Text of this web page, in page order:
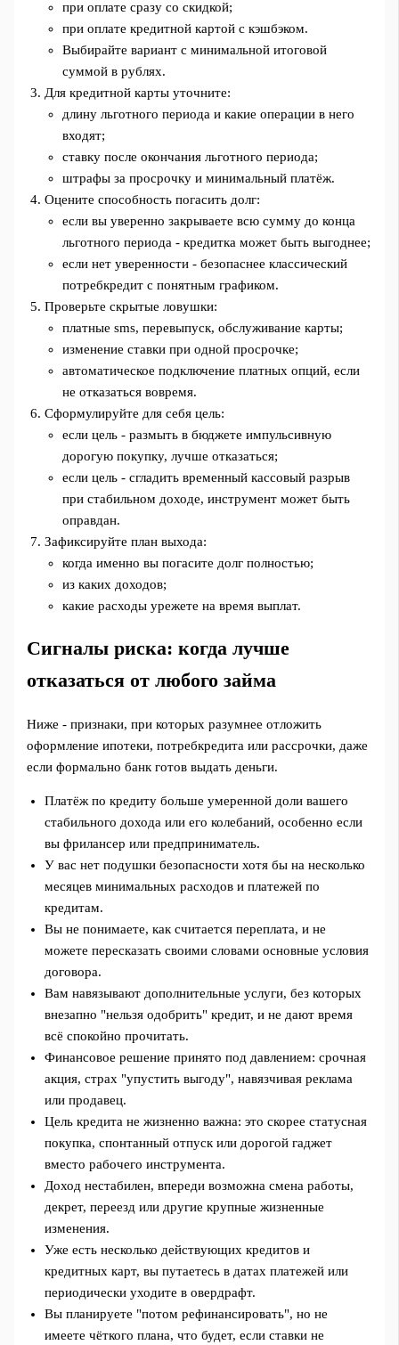
при оплате сразу со скидкой;
при оплате кредитной картой с кэшбэком.
Выбирайте вариант с минимальной итоговой
суммой в рублях.
Для кредитной карты уточните:
длину льготного периода и какие операции в него
входят;
ставку после окончания льготного периода;
штрафы за просрочку и минимальный платёж.
Оцените способность погасить долг:
если вы уверенно закрываете всю сумму до конца
льготного периода - кредитка может быть выгоднее;
если нет уверенности - безопаснее классический
потребкредит с понятным графиком.
Проверьте скрытые ловушки:
платные sms, перевыпуск, обслуживание карты;
изменение ставки при одной просрочке;
автоматическое подключение платных опций, если
не отказаться вовремя.
Сформулируйте для себя цель:
если цель - размыть в бюджете импульсивную
дорогую покупку, лучше отказаться;
если цель - сгладить временный кассовый разрыв
при стабильном доходе, инструмент может быть
оправдан.
Зафиксируйте план выхода:
когда именно вы погасите долг полностью;
из каких доходов;
какие расходы урежете на время выплат.
Сигналы риска: когда лучше
отказаться от любого займа
Ниже - признаки, при которых разумнее отложить
оформление ипотеки, потребкредита или рассрочки, даже
если формально банк готов выдать деньги.
Платёж по кредиту больше умеренной доли вашего
стабильного дохода или его колебаний, особенно если
вы фрилансер или предприниматель.
У вас нет подушки безопасности хотя бы на несколько
месяцев минимальных расходов и платежей по
кредитам.
Вы не понимаете, как считается переплата, и не
можете пересказать своими словами основные условия
договора.
Вам навязывают дополнительные услуги, без которых
внезапно "нельзя одобрить" кредит, и не дают время
всё спокойно прочитать.
Финансовое решение принято под давлением: срочная
акция, страх "упустить выгоду", навязчивая реклама
или продавец.
Цель кредита не жизненно важна: это скорее статусная
покупка, спонтанный отпуск или дорогой гаджет
вместо рабочего инструмента.
Доход нестабилен, впереди возможна смена работы,
декрет, переезд или другие крупные жизненные
изменения.
Уже есть несколько действующих кредитов и
кредитных карт, вы путаетесь в датах платежей или
периодически уходите в овердрафт.
Вы планируете "потом рефинансировать", но не
имеете чёткого плана, что будет, если ставки не